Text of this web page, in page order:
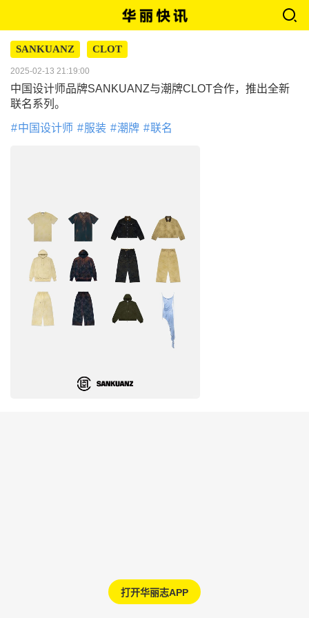
SANKUANZ CLOT
2025-02-13 21:19:00
中国设计师品牌SANKUANZ与潮牌CLOT合作，推出全新
联名系列。
中国设计师 服装 潮牌 联名
打开华丽志APP